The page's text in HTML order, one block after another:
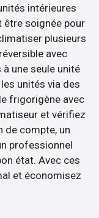
intérieures
soignée pour
plusieurs
avec
une seule unité
unités via des
frigorigène avec
et vérifiez
de compte, un
professionnel
état. Avec ces
et économisez